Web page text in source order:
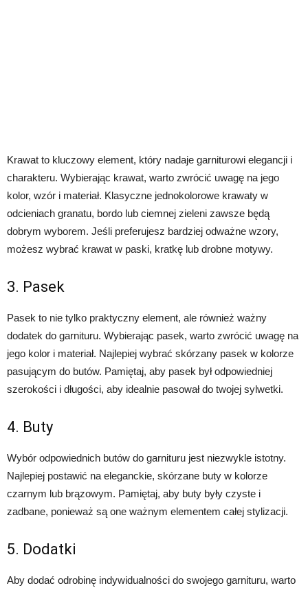
Krawat to kluczowy element, który nadaje garniturowi elegancji i
charakteru. Wybierając krawat, warto zwrócić uwagę na jego
kolor, wzór i materiał. Klasyczne jednokolorowe krawaty w
odcieniach granatu, bordo lub ciemnej zieleni zawsze będą
dobrym wyborem. Jeśli preferujesz bardziej odważne wzory,
możesz wybrać krawat w paski, kratkę lub drobne motywy.
3. Pasek
Pasek to nie tylko praktyczny element, ale również ważny
dodatek do garnituru. Wybierając pasek, warto zwrócić uwagę na
jego kolor i materiał. Najlepiej wybrać skórzany pasek w kolorze
pasującym do butów. Pamiętaj, aby pasek był odpowiedniej
szerokości i długości, aby idealnie pasował do twojej sylwetki.
4. Buty
Wybór odpowiednich butów do garnituru jest niezwykle istotny.
Najlepiej postawić na eleganckie, skórzane buty w kolorze
czarnym lub brązowym. Pamiętaj, aby buty były czyste i
zadbane, ponieważ są one ważnym elementem całej stylizacji.
5. Dodatki
Aby dodać odrobinę indywidualności do swojego garnituru, warto